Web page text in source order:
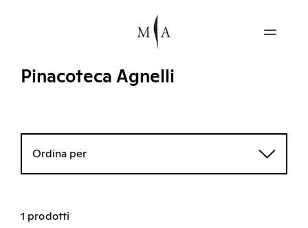
Pinacoteca Agnelli
Ordina per
1 prodotti